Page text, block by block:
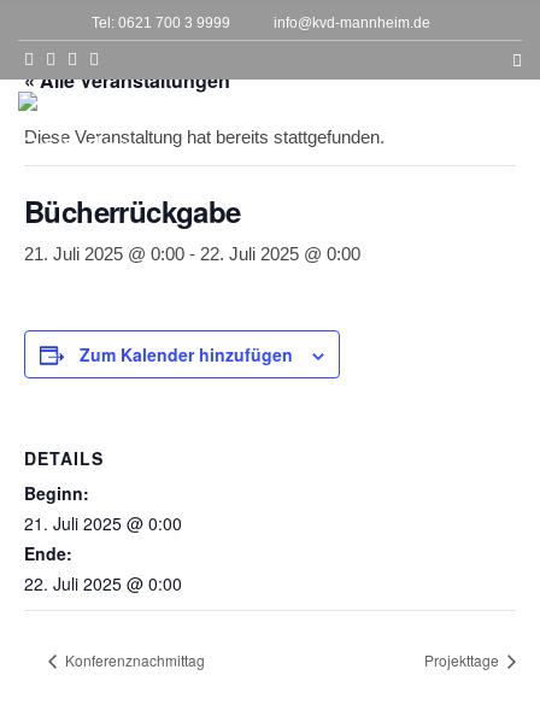
Tel: 0621 700 3 9999 info@kvd-mannheim.de
o
r
:« Alle Veranstaltungen
Diese Veranstaltung hat bereits stattgefunden.
Bücherrückgabe
21. Juli 2025 @ 0:00 - 22. Juli 2025 @ 0:00
Zum Kalender hinzufügen
DETAILS
Beginn:
21. Juli 2025 @ 0:00
Ende:
22. Juli 2025 @ 0:00
Konferenznachmittag Projekttage